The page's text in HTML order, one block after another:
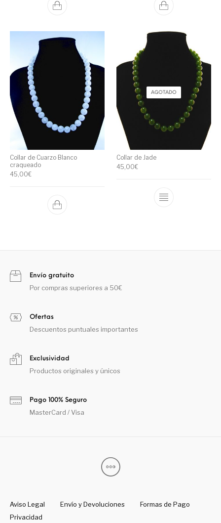
Collar de Cuarzo Blanco
craqueado
45,00€
AGOTADO
Collar de Jade
45,00€
Envío gratuito
Por compras superiores a 50€
Ofertas
Descuentos puntuales importantes
Exclusividad
Productos originales y únicos
Pago 100% Seguro
MasterCard / Visa
Aviso Legal Envío y Devoluciones
Formas de Pago
Privacidad